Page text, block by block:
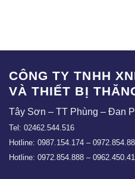
CÔNG TY TNHH
VÀ THIẾT BỊ
Tây Sơn – TT Phùng – Đan
Tel: 02462.544.516
Hotline: 0987.154.174 –
Hotline: 0972.854.888 –